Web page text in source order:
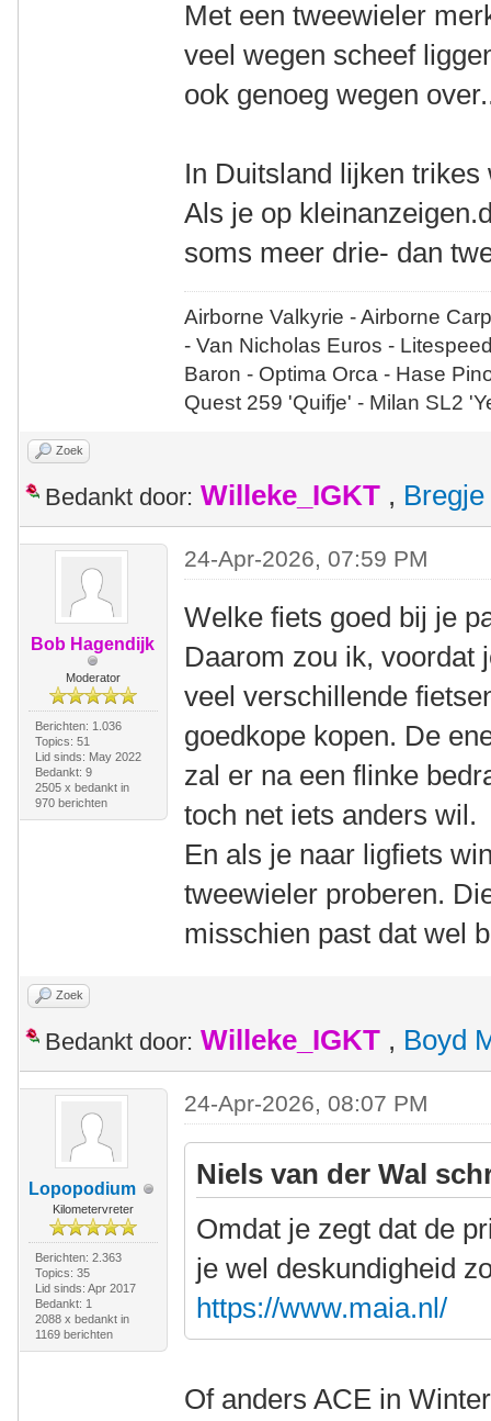
Met een tweewieler
veel wegen scheef
ook genoeg wegen
In Duitsland lijken
Als je op
soms meer drie- dan
Airborne Valkyrie - Airborne
- Van Nicholas Euros -
Baron - Optima Orca - Hase
Quest 259 'Quifje' - Milan SL2
Zoek
Bedankt door: Willeke_IGKT , Bregje
Bob Hagendijk
Moderator
Berichten: 1.036
Topics: 51
Lid sinds: May 2022
Bedankt: 9
2505 x bedankt in
970 berichten
24-Apr-2026, 07:59 PM
Welke fiets goed bij je
Daarom zou ik, voordat
veel verschillende
goedkope kopen. De
zal er na een flinke
toch net iets anders wil.
En als je naar ligfiets
tweewieler proberen.
misschien past dat wel
Zoek
Bedankt door: Willeke_IGKT , Boyd
Lopopodium
Kilometervreter
Berichten: 2.363
Topics: 35
Lid sinds: Apr 2017
Bedankt: 1
2088 x bedankt in
1169 berichten
24-Apr-2026, 08:07 PM
Niels van der Wal
Omdat je zegt dat de
je wel deskundigheid
https://www.maia.nl/
Of anders ACE in